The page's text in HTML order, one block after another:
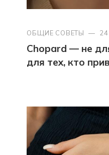
ОБЩИЕ СОВЕТЫ —
Chopard — не
для тех, кто